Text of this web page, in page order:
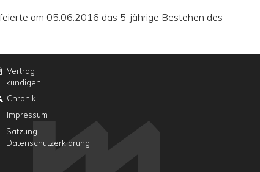
am 05.06.2016 das 5-jährige Bestehen des
Vertrag
kündigen
Chronik
Impressum
Satzung
Datenschutzerklärung